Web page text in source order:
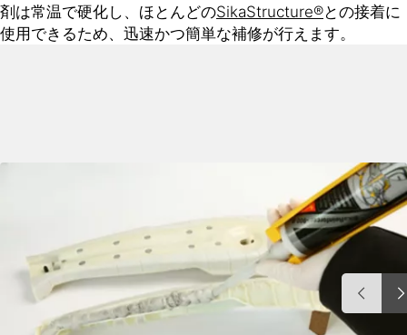
剤は常温で硬化し、ほとんどのSikaStructure®との接着に
使用できるため、迅速かつ簡単な補修が行えます。